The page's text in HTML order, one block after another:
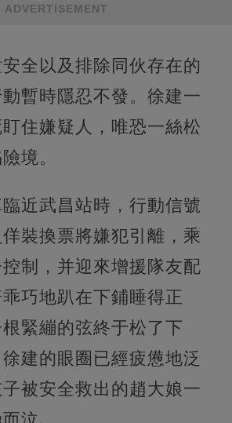
ADVERTISEMENT
全以及排除同伙存在的
暫時隱忍不發。徐建一
住嫌疑人，唯恐一絲松
境。
近武昌站時，行動信號
裝換票將嫌犯引離，乘
制，并迎來增援隊友配
巧地趴在下鋪睡得正
緊繃的弦終于松了下
建的眼圈已經疲憊地泛
被安全救出的趙大娘一